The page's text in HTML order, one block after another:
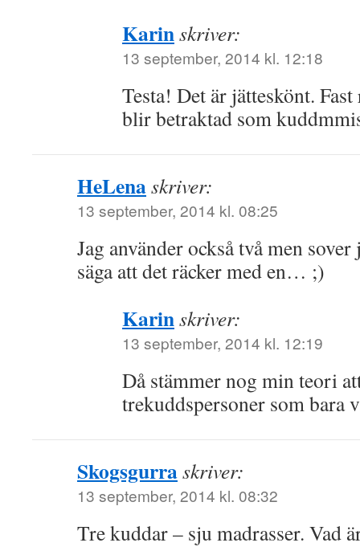
Karinskriver:
13 september, 2014 kl. 12:18
Testa! Det är jätteskönt.
blir betraktad som
HeLenaskriver:
13 september, 2014 kl. 08:25
Jag använder också två men
säga att det räcker med en… ;)
Karinskriver:
13 september, 2014 kl. 12:19
Då stämmer nog min teori
trekuddspersoner som bara
Skogsgurraskriver:
13 september, 2014 kl. 08:32
Tre kuddar – sju madrasser. Vad